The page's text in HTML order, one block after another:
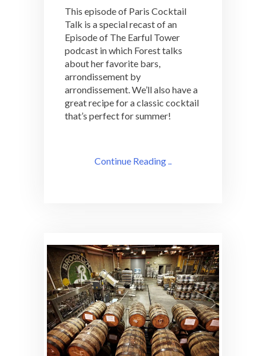
This episode of Paris Cocktail
Talk is a special recast of an
Episode of The Earful Tower
podcast in which Forest talks
about her favorite bars,
arrondissement by
arrondissement. We’ll also have a
great recipe for a classic cocktail
that’s perfect for summer!
Continue Reading ..